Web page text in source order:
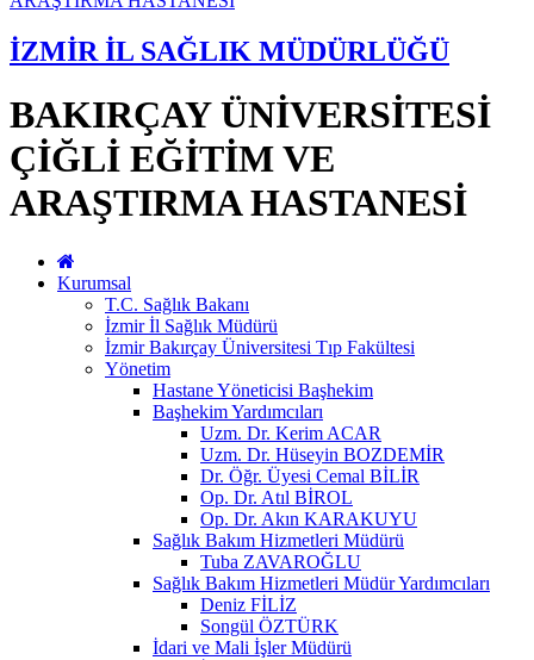
İZMİR İL SAĞLIK MÜDÜRLÜĞÜ
BAKIRÇAY ÜNİVERSİTESİ
ÇİĞLİ EĞİTİM VE
ARAŞTIRMA HASTANESİ
Kurumsal
T.C. Sağlık Bakanı
İzmir İl Sağlık Müdürü
İzmir Bakırçay Üniversitesi Tıp Fakültesi
Yönetim
Hastane Yöneticisi Başhekim
Başhekim Yardımcıları
Uzm. Dr. Kerim ACAR
Uzm. Dr. Hüseyin BOZDEMİR
Dr. Öğr. Üyesi Cemal BİLİR
Op. Dr. Atıl BİROL
Op. Dr. Akın KARAKUYU
Sağlık Bakım Hizmetleri Müdürü
Tuba ZAVAROĞLU
Sağlık Bakım Hizmetleri Müdür Yardımcıları
Deniz FİLİZ
Songül ÖZTÜRK
İdari ve Mali İşler Müdürü